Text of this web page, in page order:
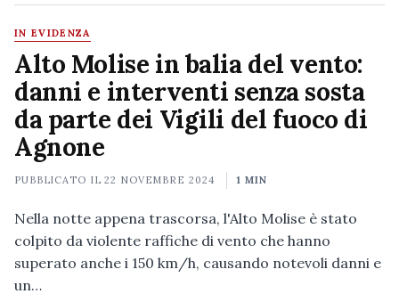
IN EVIDENZA
Alto Molise in balia del vento:
danni e interventi senza sosta
da parte dei Vigili del fuoco di
Agnone
PUBBLICATO IL22 NOVEMBRE 2024 1 MIN
Nella notte appena trascorsa, l'Alto Molise è stato
colpito da violente raffiche di vento che hanno
superato anche i 150 km/h, causando notevoli danni e
un…